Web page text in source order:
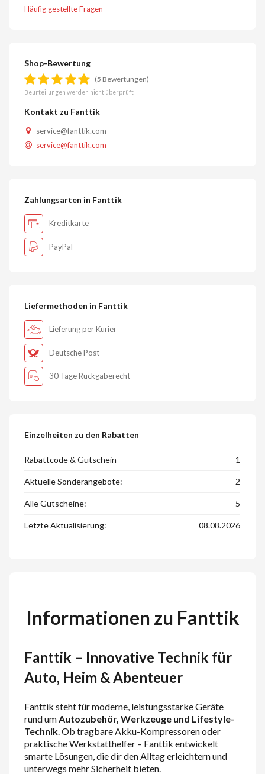
Häufig gestellte Fragen
Shop-Bewertung
(5 Bewertungen)
Beurteilungen werden nicht überprüft
Kontakt zu Fanttik
service@fanttik.com
service@fanttik.com
Zahlungsarten in Fanttik
Kreditkarte
PayPal
Liefermethoden in Fanttik
Lieferung per Kurier
Deutsche Post
30 Tage Rückgaberecht
Einzelheiten zu den Rabatten
Rabattcode & Gutschein 1
Aktuelle Sonderangebote: 2
Alle Gutscheine: 5
Letzte Aktualisierung: 08.08.2026
Informationen zu Fanttik
Fanttik – Innovative Technik für
Auto, Heim & Abenteuer
Fanttik steht für moderne, leistungsstarke Geräte
rund um Autozubehör, Werkzeuge und Lifestyle-
Technik . Ob tragbare Akku-Kompressoren oder
praktische Werkstatthelfer – Fanttik entwickelt
smarte Lösungen, die dir den Alltag erleichtern und
unterwegs mehr Sicherheit bieten.